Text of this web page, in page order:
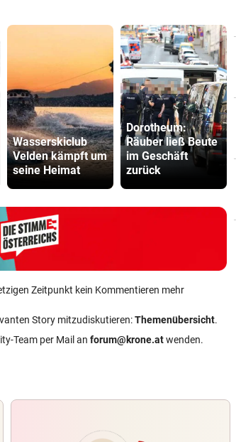
Wasserskiclub
Velden kämpft um
seine Heimat
Dorotheum:
Räuber ließ Beute
im Geschäft
zurück
Zeitpunkt kein Kommentieren mehr
Story mitzudiskutieren:Themenübersicht.
Team per Mail an forum@krone.atwenden.